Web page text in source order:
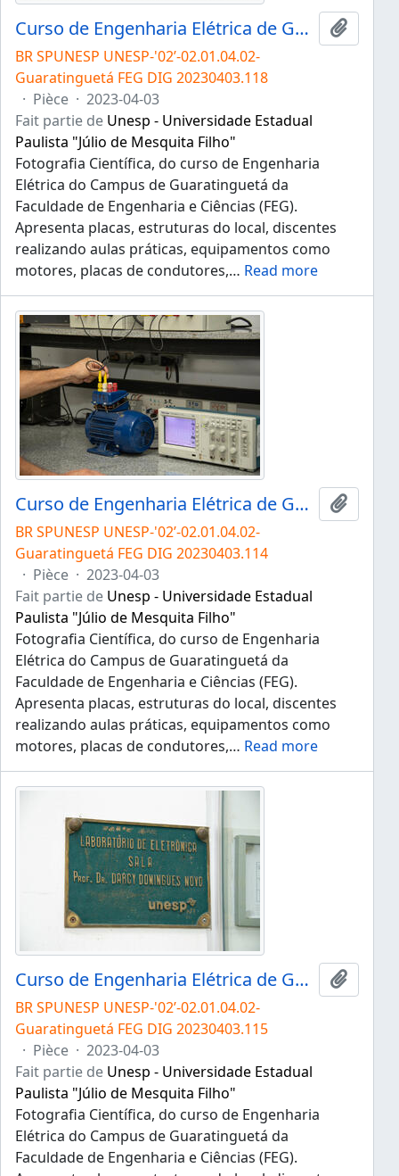
Curso de Engenharia Elétrica de Guaratinguetá
Ajouter
BR SPUNESP UNESP-'02’-02.01.04.02-
Guaratinguetá FEG DIG 20230403.118
· Pièce · 2023-04-03
Fait partie de Unesp - Universidade Estadual
Paulista "Júlio de Mesquita Filho"
Fotografia Científica, do curso de Engenharia
Elétrica do Campus de Guaratinguetá da
Faculdade de Engenharia e Ciências (FEG).
Apresenta placas, estruturas do local, discentes
realizando aulas práticas, equipamentos como
motores, placas de condutores,… Read more
Curso de Engenharia Elétrica de Guaratinguetá
Ajouter
BR SPUNESP UNESP-'02’-02.01.04.02-
Guaratinguetá FEG DIG 20230403.114
· Pièce · 2023-04-03
Fait partie de Unesp - Universidade Estadual
Paulista "Júlio de Mesquita Filho"
Fotografia Científica, do curso de Engenharia
Elétrica do Campus de Guaratinguetá da
Faculdade de Engenharia e Ciências (FEG).
Apresenta placas, estruturas do local, discentes
realizando aulas práticas, equipamentos como
motores, placas de condutores,… Read more
Curso de Engenharia Elétrica de Guaratinguetá
Ajouter
BR SPUNESP UNESP-'02’-02.01.04.02-
Guaratinguetá FEG DIG 20230403.115
· Pièce · 2023-04-03
Fait partie de Unesp - Universidade Estadual
Paulista "Júlio de Mesquita Filho"
Fotografia Científica, do curso de Engenharia
Elétrica do Campus de Guaratinguetá da
Faculdade de Engenharia e Ciências (FEG).